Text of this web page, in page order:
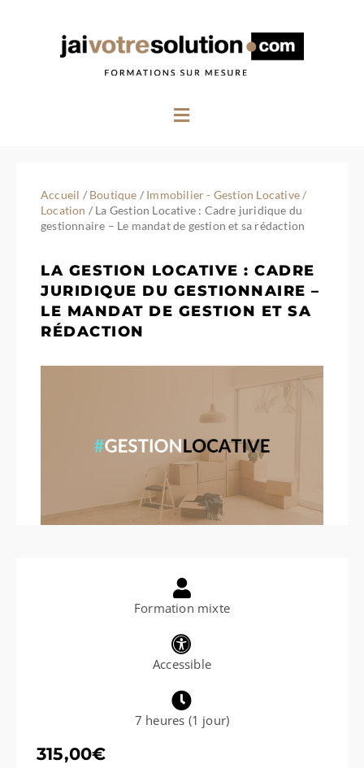
Menu
Accueil / Boutique / Immobilier - Gestion Locative /
Location / La Gestion Locative : Cadre juridique du
gestionnaire – Le mandat de gestion et sa rédaction
LA GESTION LOCATIVE : CADRE
JURIDIQUE DU GESTIONNAIRE –
LE MANDAT DE GESTION ET SA
RÉDACTION
Formation mixte
Accessible
7 heures (1 jour)
315,00€